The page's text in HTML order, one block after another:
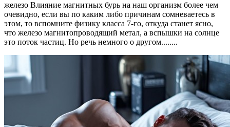
железо Влияние магнитных бурь на наш организм более чем
очевидно, если вы по каким либо причинам сомневаетесь в
этом, то вспомните физику класса 7‑го, откуда станет ясно,
что железо магнитопроводящий метал, а вспышки на солнце
это поток частиц. Но речь немного о другом........